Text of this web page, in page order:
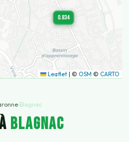
0.834
Leaflet | © OSM © CARTO
›Blagnac
Blagnac